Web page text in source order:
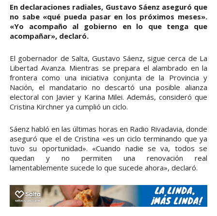
En declaraciones radiales, Gustavo Sáenz aseguró que
no sabe «qué pueda pasar en los próximos meses».
«Yo acompaño al gobierno en lo que tenga que
acompañar», declaró.
El gobernador de Salta, Gustavo Sáenz, sigue cerca de La
Libertad Avanza. Mientras se prepara el alambrado en la
frontera como una iniciativa conjunta de la Provincia y
Nación, el mandatario no descartó una posible alianza
electoral con Javier y Karina Milei. Además, consideró que
Cristina Kirchner ya cumplió un ciclo.
Sáenz habló en las últimas horas en Radio Rivadavia, donde
aseguró que el de Cristina «es un ciclo terminando que ya
tuvo su oportunidad». «Cuando nadie se va, todos se
quedan y no permiten una renovación real
lamentablemente sucede lo que sucede ahora», declaró.